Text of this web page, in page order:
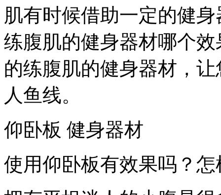
肌有时候借助一定的健
练腹肌的健身器材哪个
的练腹肌的健身器材，
人鱼线。
仰卧板 健身器材
使用仰卧板有效果吗？